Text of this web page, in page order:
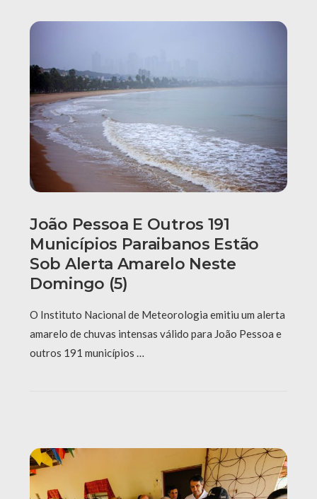
João Pessoa E Outros 191
Municípios Paraibanos Estão
Sob Alerta Amarelo Neste
Domingo (5)
O Instituto Nacional de Meteorologia emitiu um alerta
amarelo de chuvas intensas válido para João Pessoa e
outros 191 municípios …